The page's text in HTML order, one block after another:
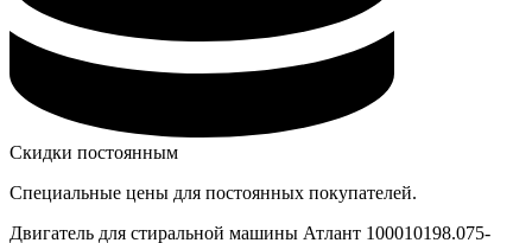
Скидки постоянным
Специальные цены для постоянных покупателей.
Двигатель для стиральной машины Атлант 100010198.075-